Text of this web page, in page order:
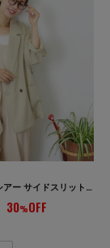
ドライタッチ シアー サイドスリット テーラード ジャケット
30%OFF